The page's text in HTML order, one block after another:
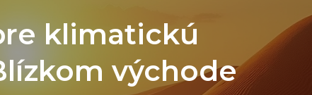
klimatickú
východe